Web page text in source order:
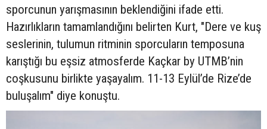
sporcunun yarışmasının beklendiğini ifade etti.
Hazırlıkların tamamlandığını belirten Kurt, "Dere ve kuş
seslerinin, tulumun ritminin sporcuların temposuna
karıştığı bu eşsiz atmosferde Kaçkar by UTMB’nin
coşkusunu birlikte yaşayalım. 11-13 Eylül’de Rize’de
buluşalım" diye konuştu.